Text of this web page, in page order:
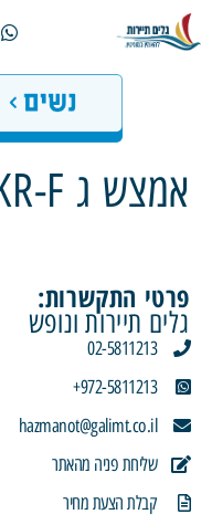
אמצש ג KR-F
פרטי התקשרות:
גלים תיירות ונופש
02-5811213
972-5811213+
hazmanot@galimt.co.il
שליחת פניה מהאתר
קבלת הצעת מחיר